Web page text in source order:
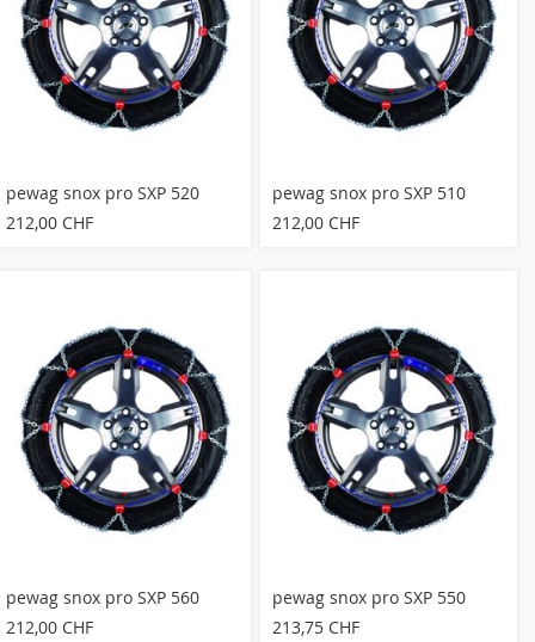
Bewertung abschicken
pewag snox pro SXP 520
212,00 CHF
pewag snox pro SXP 510
212,00 CHF
pewag snox pro SXP 560
212,00 CHF
pewag snox pro SXP 550
213,75 CHF